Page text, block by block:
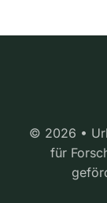
© 2026 •
für